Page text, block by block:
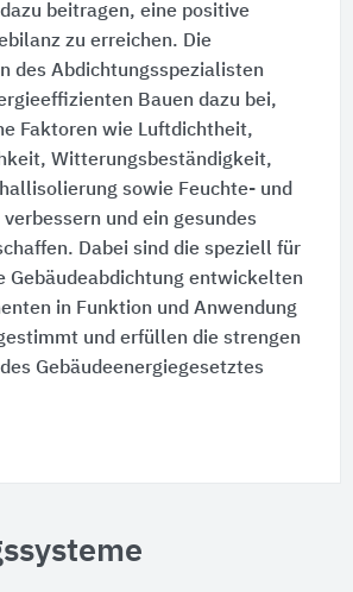
beitragen, eine positive
zu erreichen. Die
des Abdichtungsspezialisten
Bauen dazu bei,
Faktoren wie Luftdichtheit,
Witterungsbeständigkeit,
sowie Feuchte- und
verbessern und ein gesundes
Dabei sind die speziell für
Gebäudeabdichtung entwickelten
in Funktion und Anwendung
und erfüllen die strengen
Gebäudeenergiegesetztes